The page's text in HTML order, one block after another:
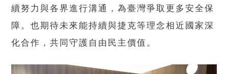
續努力與各界進行溝通，為臺灣爭取更多安全保
障。也期待未來能持續與捷克等理念相近國家深
化合作，共同守護自由民主價值。